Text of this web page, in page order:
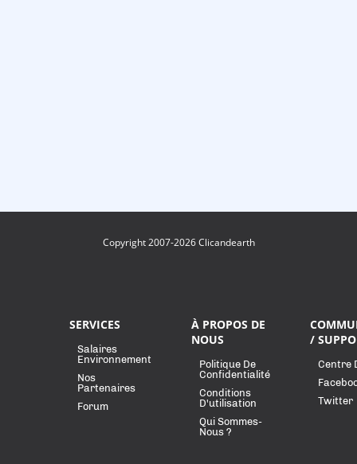
Copyright 2007-2026 Clicandearth
SERVICES
Salaires
Environnement
Nos
Partenaires
Forum
À PROPOS DE
NOUS
Politique De
Confidentialité
Conditions
D'utilisation
Qui Sommes-
Nous ?
/
Centre
Twitter